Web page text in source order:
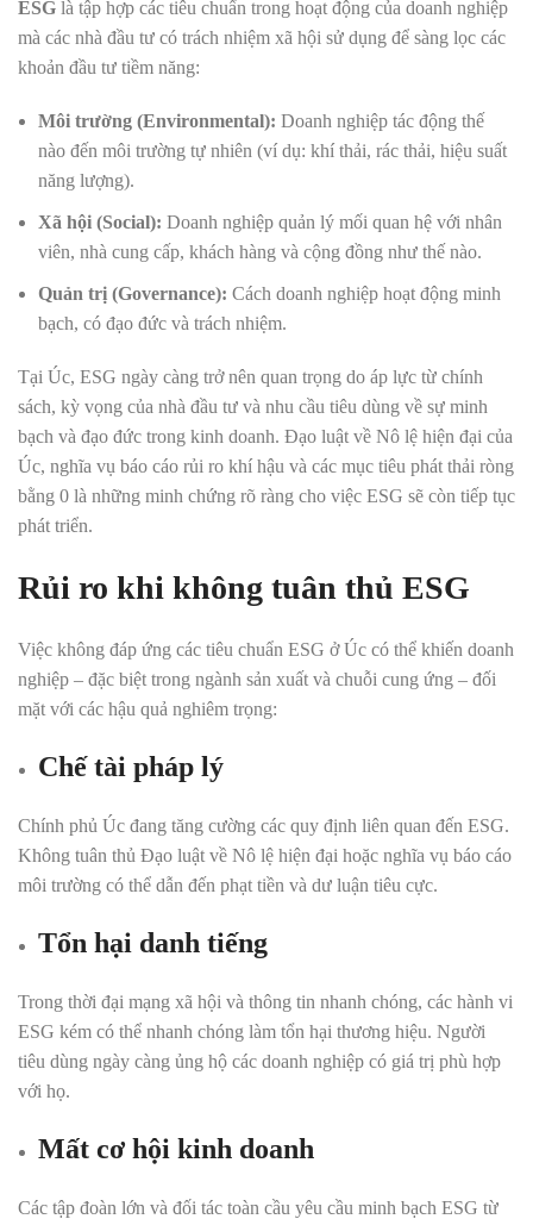
ESG là tập hợp các tiêu chuẩn trong hoạt động của doanh nghiệp
mà các nhà đầu tư có trách nhiệm xã hội sử dụng để sàng lọc các
khoản đầu tư tiềm năng:
Môi trường (Environmental): Doanh nghiệp tác động thế
nào đến môi trường tự nhiên (ví dụ: khí thải, rác thải, hiệu suất
năng lượng).
Xã hội (Social): Doanh nghiệp quản lý mối quan hệ với nhân
viên, nhà cung cấp, khách hàng và cộng đồng như thế nào.
Quản trị (Governance): Cách doanh nghiệp hoạt động minh
bạch, có đạo đức và trách nhiệm.
Tại Úc, ESG ngày càng trở nên quan trọng do áp lực từ chính
sách, kỳ vọng của nhà đầu tư và nhu cầu tiêu dùng về sự minh
bạch và đạo đức trong kinh doanh. Đạo luật về Nô lệ hiện đại của
Úc, nghĩa vụ báo cáo rủi ro khí hậu và các mục tiêu phát thải ròng
bằng 0 là những minh chứng rõ ràng cho việc ESG sẽ còn tiếp tục
phát triển.
Rủi ro khi không tuân thủ ESG
Việc không đáp ứng các tiêu chuẩn ESG ở Úc có thể khiến doanh
nghiệp – đặc biệt trong ngành sản xuất và chuỗi cung ứng – đối
mặt với các hậu quả nghiêm trọng:
Chế tài pháp lý
Chính phủ Úc đang tăng cường các quy định liên quan đến ESG.
Không tuân thủ Đạo luật về Nô lệ hiện đại hoặc nghĩa vụ báo cáo
môi trường có thể dẫn đến phạt tiền và dư luận tiêu cực.
Tổn hại danh tiếng
Trong thời đại mạng xã hội và thông tin nhanh chóng, các hành vi
ESG kém có thể nhanh chóng làm tổn hại thương hiệu. Người
tiêu dùng ngày càng ủng hộ các doanh nghiệp có giá trị phù hợp
với họ.
Mất cơ hội kinh doanh
Các tập đoàn lớn và đối tác toàn cầu yêu cầu minh bạch ESG từ